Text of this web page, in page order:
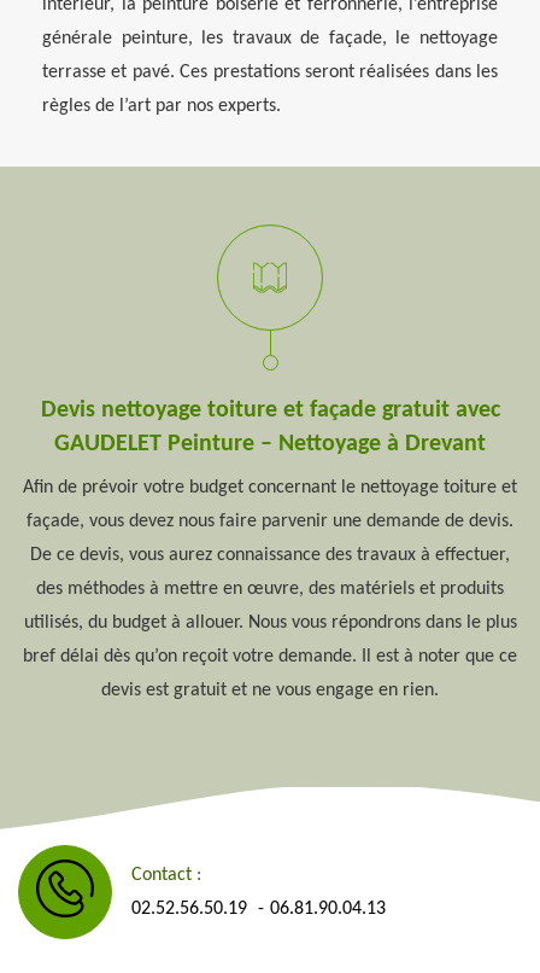
intérieur, la peinture boiserie et ferronnerie, l’entreprise
générale peinture, les travaux de façade, le nettoyage
terrasse et pavé. Ces prestations seront réalisées dans les
règles de l’art par nos experts.
Devis nettoyage toiture et façade gratuit avec
GAUDELET Peinture – Nettoyage à Drevant
Afin de prévoir votre budget concernant le nettoyage toiture et
façade, vous devez nous faire parvenir une demande de devis.
De ce devis, vous aurez connaissance des travaux à effectuer,
des méthodes à mettre en œuvre, des matériels et produits
utilisés, du budget à allouer. Nous vous répondrons dans le plus
bref délai dès qu’on reçoit votre demande. Il est à noter que ce
devis est gratuit et ne vous engage en rien.
Contact :
02.52.56.50.19 - 06.81.90.04.13